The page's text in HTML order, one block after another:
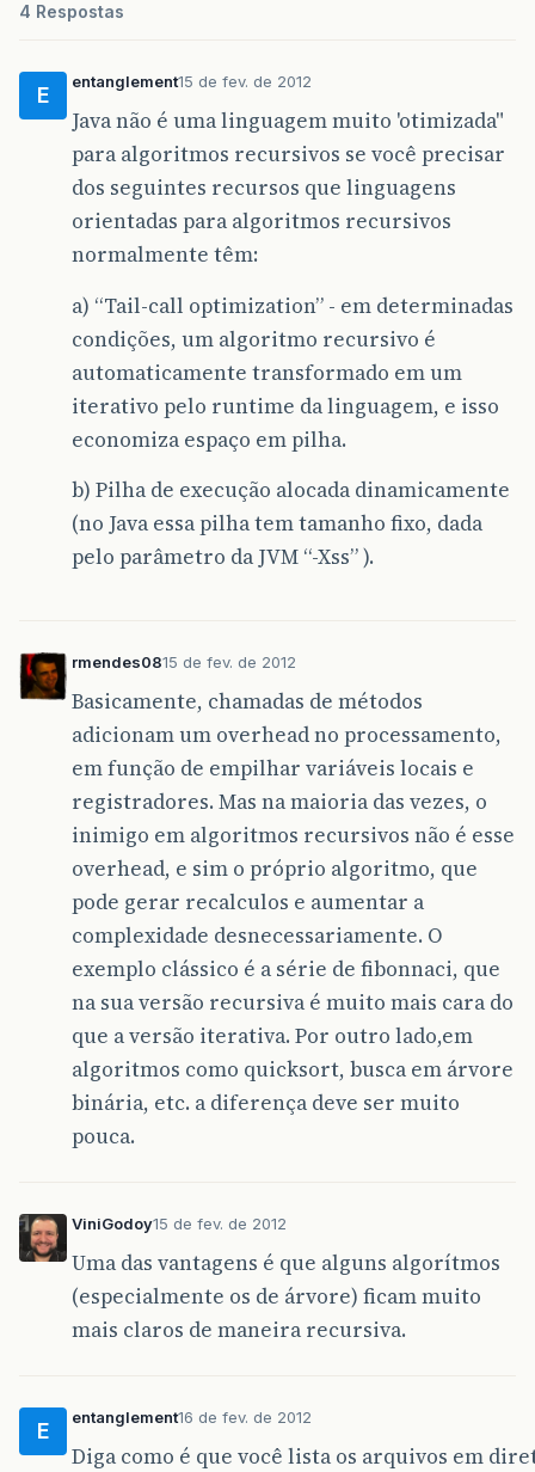
4 Respostas
E
entanglement15 de fev. de 2012
Java não é uma linguagem muito 'otimizada"
para algoritmos recursivos se você precisar
dos seguintes recursos que linguagens
orientadas para algoritmos recursivos
normalmente têm:
a) “Tail-call optimization” - em determinadas
condições, um algoritmo recursivo é
automaticamente transformado em um
iterativo pelo runtime da linguagem, e isso
economiza espaço em pilha.
b) Pilha de execução alocada dinamicamente
(no Java essa pilha tem tamanho fixo, dada
pelo parâmetro da JVM “-Xss” ).
rmendes0815 de fev. de 2012
Basicamente, chamadas de métodos
adicionam um overhead no processamento,
em função de empilhar variáveis locais e
registradores. Mas na maioria das vezes, o
inimigo em algoritmos recursivos não é esse
overhead, e sim o próprio algoritmo, que
pode gerar recalculos e aumentar a
complexidade desnecessariamente. O
exemplo clássico é a série de fibonnaci, que
na sua versão recursiva é muito mais cara do
que a versão iterativa. Por outro lado,em
algoritmos como quicksort, busca em árvore
binária, etc. a diferença deve ser muito
pouca.
ViniGodoy15 de fev. de 2012
Uma das vantagens é que alguns algorítmos
(especialmente os de árvore) ficam muito
mais claros de maneira recursiva.
E
entanglement16 de fev. de 2012
Diga como é que você lista os arquivos em